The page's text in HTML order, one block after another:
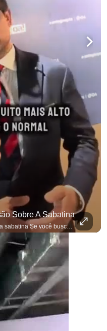
Sobre A Sabatina
Tallis Gomes da sua impressão sobre a sabatina Se você busca informação com credibilidade, inscreva-se agora e ative o